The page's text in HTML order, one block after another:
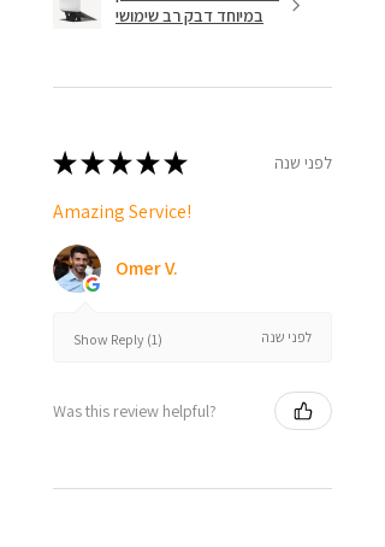
במיוחד דבק רב שימושי
★★★★★ לפני שנה
Amazing Service!
Omer V.
Show Reply (1) לפני שנה
Was this review helpful?